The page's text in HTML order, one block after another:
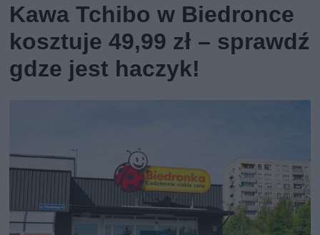
Kawa Tchibo w Biedronce
kosztuje 49,99 zł – sprawdź
gdze jest haczyk!